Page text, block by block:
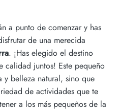
a punto de comenzar y has
de una merecida
. ¡Has elegido el destino
calidad juntos! Este pequeño
y belleza natural, sino que
de actividades que te
a los más pequeños de la